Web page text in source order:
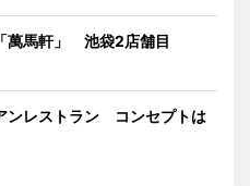
萬馬軒」 池袋2店舗目
ンレストラン コンセプトは